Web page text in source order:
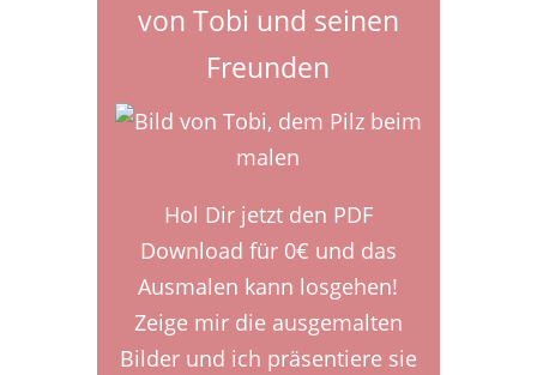
von Tobi und seinen
Freunden
Hol Dir jetzt den PDF
Download für 0€ und das
Ausmalen kann losgehen!
Zeige mir die ausgemalten
Bilder und ich präsentiere sie